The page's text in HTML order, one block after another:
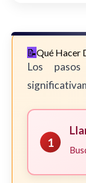
Qué Hacer
Los
1